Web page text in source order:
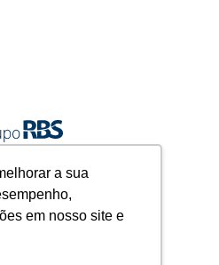
a sua
em nosso site e
junto.